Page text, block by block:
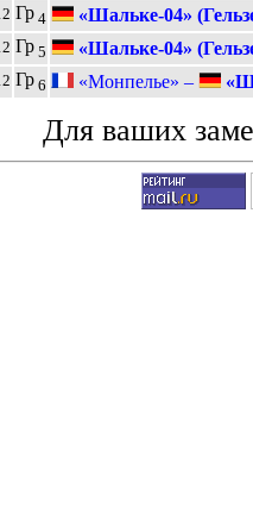
Гр 4
«Шальке-04»
Гр 5
«Шальке-04»
Гр 6 «Монпелье» –
Для ваших